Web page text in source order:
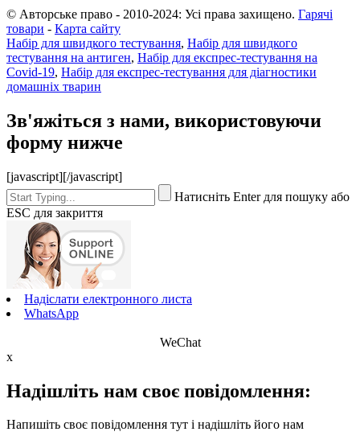
© Авторське право - 2010-2024: Усі права захищено. Гарячі
товари - Карта сайту
Набір для швидкого тестування, Набір для швидкого
тестування на антиген, Набір для експрес-тестування на
Covid-19, Набір для експрес-тестування для діагностики
домашніх тварин
Зв'яжіться з нами, використовуючи
форму нижче
[javascript][/javascript]
Натисніть Enter для пошуку або
ESC для закриття
Надіслати електронного листа
WhatsApp
WeChat
x
Надішліть нам своє повідомлення:
Напишіть своє повідомлення тут і надішліть його нам